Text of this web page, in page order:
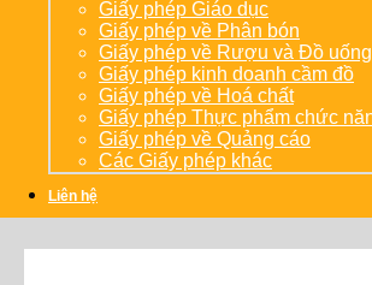
Giấy phép Giáo dục
Giấy phép về Phân bón
Giấy phép về Rượu và Đồ uống
Giấy phép kinh doanh cầm đồ
Giấy phép về Hoá chất
Giấy phép Thực phẩm chức
Giấy phép về Quảng cáo
Các Giấy phép khác
Liên hệ